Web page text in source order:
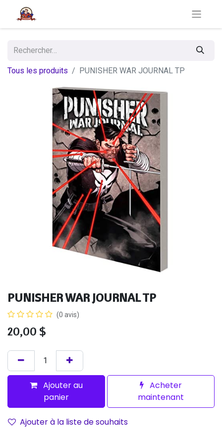
Tous les produits PUNISHER WAR JOURNAL TP
PUNISHER WAR JOURNAL TP
(0 avis)
20,00 $
Ajouter au
panier
Acheter
maintenant
Ajouter à la liste de souhaits